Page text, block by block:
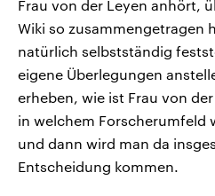
Frau von der Leyen anhört,
Wiki so zusammengetragen
natürlich selbstständig
eigene Überlegungen
erheben, wie ist Frau von
in welchem Forscherumfeld
und dann wird man da
Entscheidung kommen.